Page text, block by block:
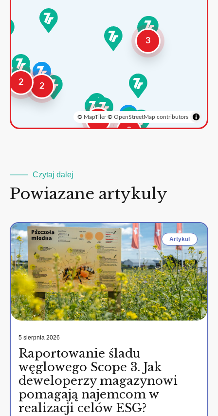
2
2
3
2
3
© MapTiler© OpenStreetMap contributors
Czytaj dalej
Powiazane artykuly
Artykul
5 sierpnia 2026
Raportowanie śladu
węglowego Scope 3. Jak
deweloperzy magazynowi
pomagają najemcom w
realizacji celów ESG?